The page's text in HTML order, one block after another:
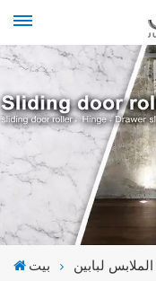
بيت لبابين